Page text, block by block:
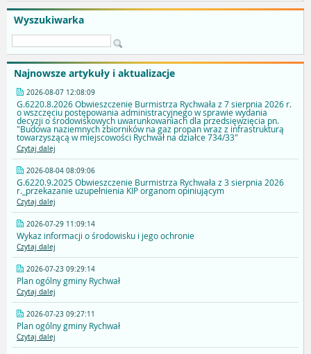
Wyszukiwarka
Najnowsze artykuły i aktualizacje
2026-08-07 12:08:09
G.6220.8.2026 Obwieszczenie Burmistrza Rychwała z 7 sierpnia 2026 r.
o wszczęciu postępowania administracyjnego w sprawie wydania
decyzji o środowiskowych uwarunkowaniach dla przedsięwzięcia pn.
"Budowa naziemnych zbiorników na gaz propan wraz z infrastrukturą
towarzyszącą w miejscowości Rychwał na działce 734/33"
Czytaj dalej
2026-08-04 08:09:06
G.6220.9.2025 Obwieszczenie Burmistrza Rychwała z 3 sierpnia 2026
r._przekazanie uzupełnienia KIP organom opiniującym
Czytaj dalej
2026-07-29 11:09:14
Wykaz informacji o środowisku i jego ochronie
Czytaj dalej
2026-07-23 09:29:14
Plan ogólny gminy Rychwał
Czytaj dalej
2026-07-23 09:27:11
Plan ogólny gminy Rychwał
Czytaj dalej